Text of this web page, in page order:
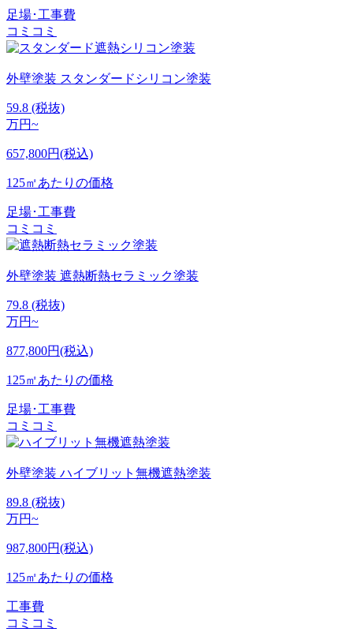
足場･工事費
コミコミ
外壁塗装 スタンダードシリコン塗装
59.8 (税抜)
万円~
657,800円(税込)
125㎡あたりの価格
足場･工事費
コミコミ
外壁塗装 遮熱断熱セラミック塗装
79.8 (税抜)
万円~
877,800円(税込)
125㎡あたりの価格
足場･工事費
コミコミ
外壁塗装 ハイブリット無機遮熱塗装
89.8 (税抜)
万円~
987,800円(税込)
125㎡あたりの価格
工事費
コミコミ